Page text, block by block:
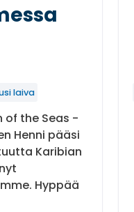
laiva
of the Seas -
Henni pääsi
Karibian
Hyppää